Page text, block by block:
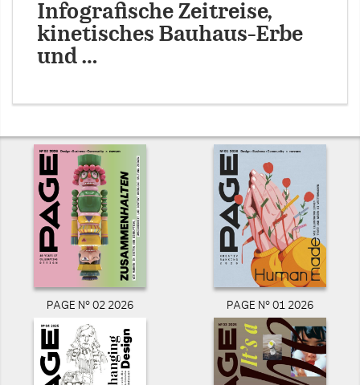
Infografische Zeitreise,
kinetisches Bauhaus-Erbe
und …
PAGE N° 02 2026 PAGE N° 01 2026